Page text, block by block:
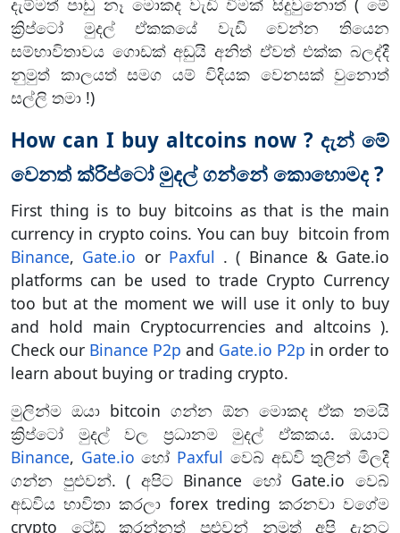
දැම්මත් පාඩු නෑ මොකද වැඩි වීමක් සිදුවුනොත් ( මේ
ක්‍රිප්ටෝ මුදල් ඒකකයේ වැඩි වෙන්න තියෙන
සම්භාවිතාවය ගොඩක් අඩුයි අනිත් ඒවත් එක්ක බලද්දී
නුමුත් කාලයත් සමග යම් විදියක වෙනසක් වුනොත්
සල්ලි තමා !)
How can I buy altcoins now ? දැන් මේ
වෙනත් ක්රිප්ටෝ මුදල් ගන්නේ කොහොමද ?
First thing is to buy bitcoins as that is the main
currency in crypto coins. You can buy bitcoin from
Binance, Gate.io or Paxful . ( Binance & Gate.io
platforms can be used to trade Crypto Currency
too but at the moment we will use it only to buy
and hold main Cryptocurrencies and altcoins ).
Check our Binance P2p and Gate.io P2p in order to
learn about buying or trading crypto.
මුලින්ම ඔයා bitcoin ගන්න ඕන මොකද ඒක තමයි
ක්‍රිප්ටෝ මුදල් වල ප්‍රධානම මුදල් ඒකකය. ඔයාට
Binance, Gate.io හෝ Paxful වෙබ් අඩවි තුලින් මිලදී
ගන්න පුළුවන්. ( අපිට Binance හෝ Gate.io වෙබ්
අඩවිය භාවිතා කරලා forex treding කරනවා වගේම
crypto ට්‍රේඩ් කරන්නත් පුළුවන් නුමුත් අපි දැනට